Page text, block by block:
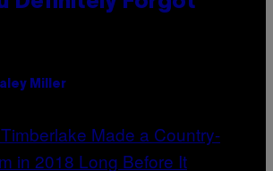
Miller